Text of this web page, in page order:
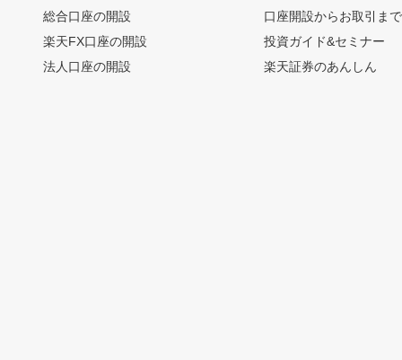
総合口座の開設
楽天FX口座の開設
法人口座の開設
口座開設からお取引ま
投資ガイド&セミナー
楽天証券のあんしん